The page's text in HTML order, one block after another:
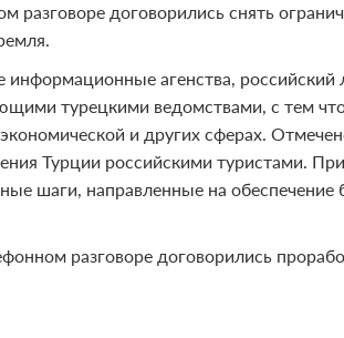
разговоре договорились снять
агенства, российский
турецкими ведомствами, с тем
и других сферах.
Турции российскими туристами.
шаги, направленные на обеспечение
разговоре договорились